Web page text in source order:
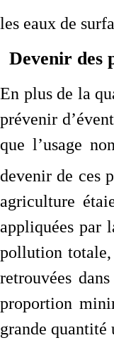
les eaux de
Devenir des
En plus de la
prévenir
que l’usage
devenir de ces
agriculture
appliquées par
pollution totale,
retrouvées
proportion
grande